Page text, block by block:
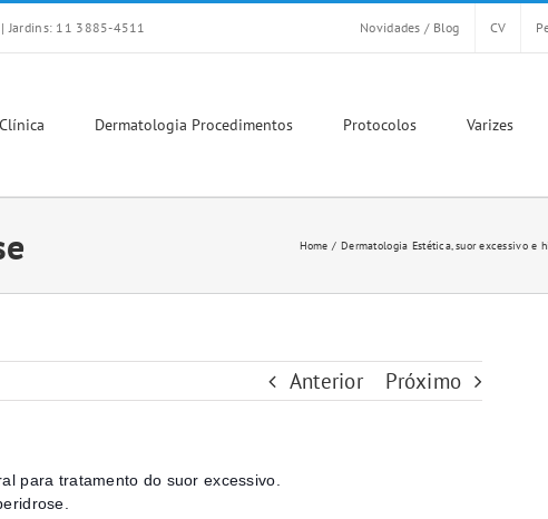
Jardins: 11 3885-4511 Novidades / Blog CV
Dermatologia Procedimentos Protocolos Varizes
Home Dermatologia Estética suor excessivo e
Anterior Próximo
para tratamento do suor excessivo.